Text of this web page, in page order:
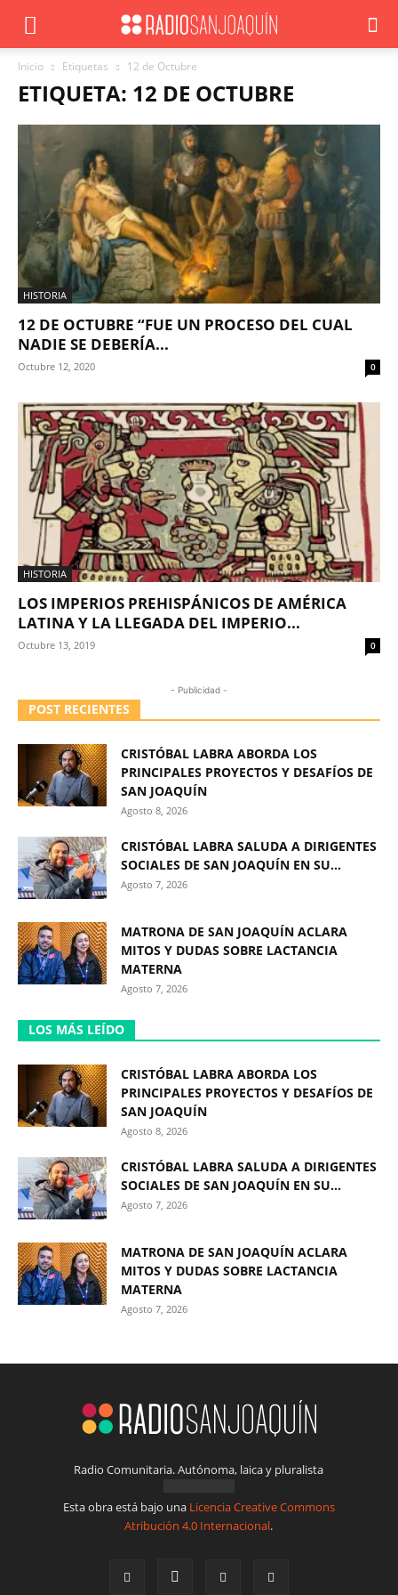
Inicio Etiquetas 12 de Octubre
ETIQUETA: 12 DE OCTUBRE
HISTORIA
12 DE OCTUBRE “FUE UN PROCESO DEL CUAL
NADIE SE DEBERÍA...
Octubre 12, 2020 0
HISTORIA
LOS IMPERIOS PREHISPÁNICOS DE AMÉRICA
LATINA Y LA LLEGADA DEL IMPERIO...
Octubre 13, 2019 0
- Publicidad -
POST RECIENTES
CRISTÓBAL LABRA ABORDA LOS
PRINCIPALES PROYECTOS Y DESAFÍOS DE
SAN JOAQUÍN
Agosto 8, 2026
CRISTÓBAL LABRA SALUDA A DIRIGENTES
SOCIALES DE SAN JOAQUÍN EN SU...
Agosto 7, 2026
MATRONA DE SAN JOAQUÍN ACLARA
MITOS Y DUDAS SOBRE LACTANCIA
MATERNA
Agosto 7, 2026
LOS MÁS LEÍDO
CRISTÓBAL LABRA ABORDA LOS
PRINCIPALES PROYECTOS Y DESAFÍOS DE
SAN JOAQUÍN
Agosto 8, 2026
CRISTÓBAL LABRA SALUDA A DIRIGENTES
SOCIALES DE SAN JOAQUÍN EN SU...
Agosto 7, 2026
MATRONA DE SAN JOAQUÍN ACLARA
MITOS Y DUDAS SOBRE LACTANCIA
MATERNA
Agosto 7, 2026
Radio Comunitaria. Autónoma, laica y pluralista
Esta obra está bajo una Licencia Creative Commons
Atribución 4.0 Internacional.